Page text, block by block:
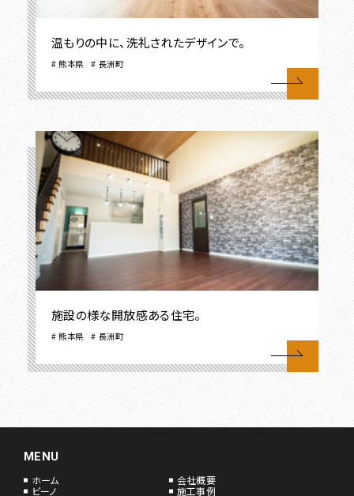
温もりの中に、洗礼されたデザインで。
熊本県 長洲町
施設の様な開放感ある住宅。
熊本県 長洲町
MENU
ホーム
会社概要
ビーノ
施工事例